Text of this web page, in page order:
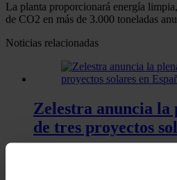
La planta proporcionará energía
de CO2 en más de 3.000 toneladas
Noticias relacionadas
Zelestra anuncia la
de tres proyectos